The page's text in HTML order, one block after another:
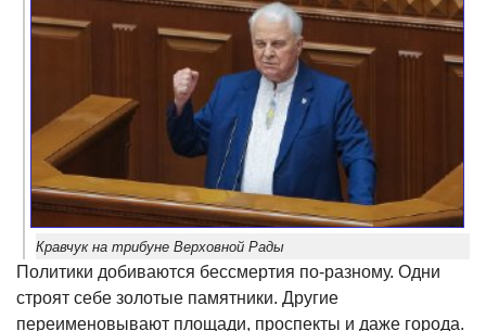
Кравчук на трибуне Верховной Рады
Политики добиваются бессмертия по-разному. Одни
строят себе золотые памятники. Другие
переименовывают площади, проспекты и даже города.